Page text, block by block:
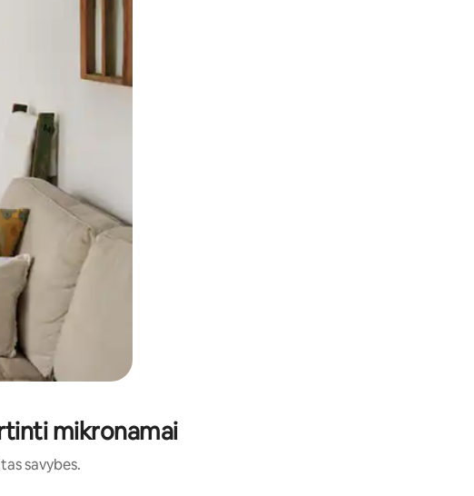
per ekraną.
mikronamai
savybes.